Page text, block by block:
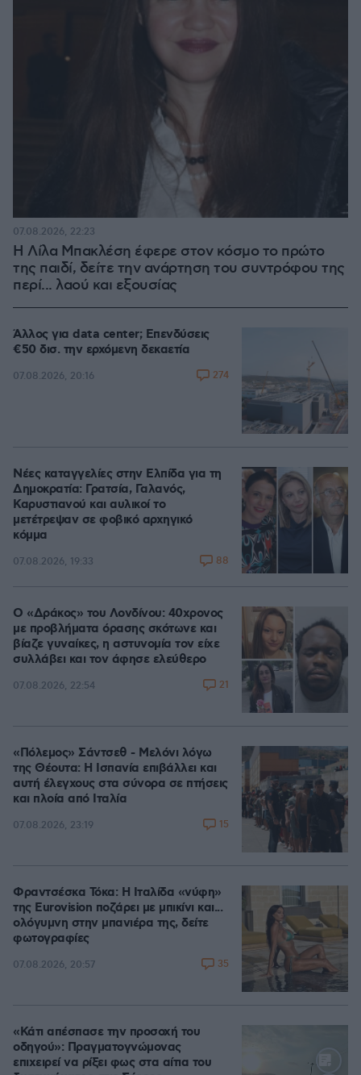
Η Λίλα Μπακλέση έφερε στον κόσμο το πρώτο
της παιδί, δείτε την ανάρτηση του συντρόφου της
περί... λαού και εξουσίας
07.08.2026, 22:23
Άλλος για data center; Επενδύσεις
€50 δισ. την ερχόμενη δεκαετία
07.08.2026, 20:16 274
Νέες καταγγελίες στην Ελπίδα για τη
Δημοκρατία: Γρατσία, Γαλανός,
Καρυστιανού και αυλικοί το
μετέτρεψαν σε φοβικό αρχηγικό
κόμμα
07.08.2026, 19:33 88
Ο «Δράκος» του Λονδίνου: 40χρονος
με προβλήματα όρασης σκότωνε και
βίαζε γυναίκες, η αστυνομία τον είχε
συλλάβει και τον άφησε ελεύθερο
07.08.2026, 22:54 21
«Πόλεμος» Σάντσεθ - Μελόνι λόγω
της Θέουτα: Η Ισπανία επιβάλλει και
αυτή έλεγχους στα σύνορα σε πτήσεις
και πλοία από Ιταλία
07.08.2026, 23:19 15
Φραντσέσκα Τόκα: Η Ιταλίδα «νύφη»
της Eurovision ποζάρει με μπικίνι και...
ολόγυμνη στην μπανιέρα της, δείτε
φωτογραφίες
07.08.2026, 20:57 35
«Κάτι απέσπασε την προσοχή του
οδηγού»: Πραγματογνώμονας
επιχειρεί να ρίξει φως στα αίτια του